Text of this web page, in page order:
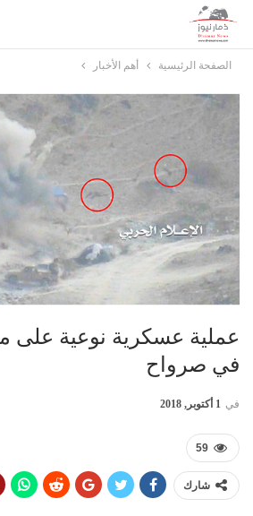
الصفحة الرئيسية أهم الأخبار
عملية عسكرية نوعية على
في صرواح
في 1 أكتوبر, 2018
59
شارك